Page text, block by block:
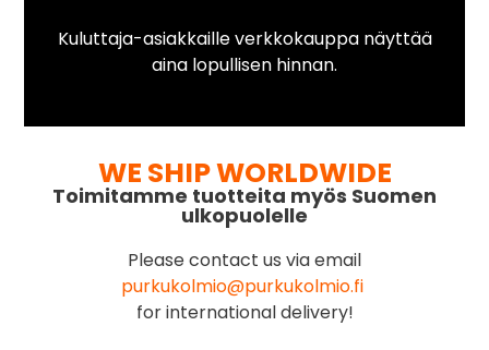
Kuluttaja-asiakkaille verkkokauppa näyttää
aina lopullisen hinnan.
WE SHIP WORLDWIDE
Toimitamme tuotteita myös Suomen
ulkopuolelle
Please contact us via email
purkukolmio@purkukolmio.fi
for international delivery!